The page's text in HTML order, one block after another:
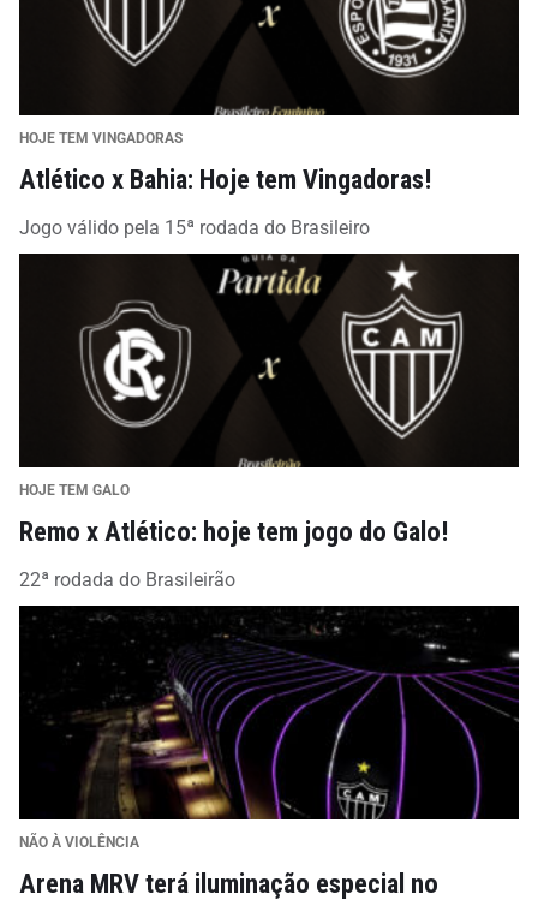
HOJE TEM VINGADORAS
Atlético x Bahia: Hoje tem Vingadoras!
Jogo válido pela 15ª rodada do Brasileiro
HOJE TEM GALO
Remo x Atlético: hoje tem jogo do Galo!
22ª rodada do Brasileirão
NÃO À VIOLÊNCIA
Arena MRV terá iluminação especial no